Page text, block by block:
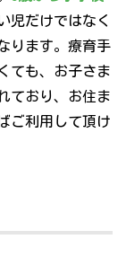
児だけではなく
ります。療育手
ても、お子さま
ており、お住ま
ご利用して頂け